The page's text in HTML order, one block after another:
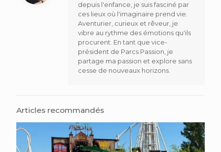
depuis l'enfance, je suis fasciné par
ces lieux où l'imaginaire prend vie.
Aventurier, curieux et rêveur, je
vibre au rythme des émotions qu'ils
procurent. En tant que vice-
président de Parcs Passion, je
partage ma passion et explore sans
cesse de nouveaux horizons.
Articles recommandés